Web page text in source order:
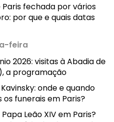
fechada por vários
por que e quais datas
feira
2026: visitas à Abadia de
a programação
onde e quando
funerais em Paris?
Leão XIV em Paris?